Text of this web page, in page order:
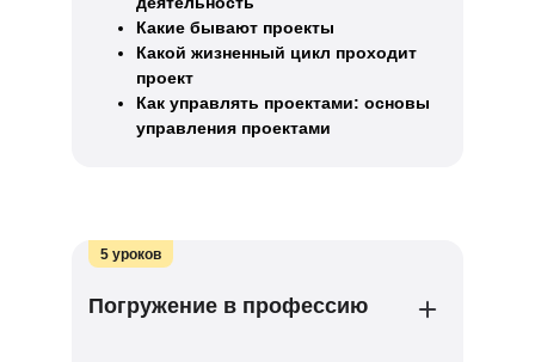
Какие бывают проекты
Какой жизненный цикл проходит
проект
Как управлять проектами: основы
управления проектами
5 уроков
Погружение в профессию